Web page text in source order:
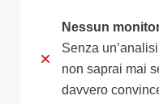
Nessun
Senza
non saprai mai
davvero